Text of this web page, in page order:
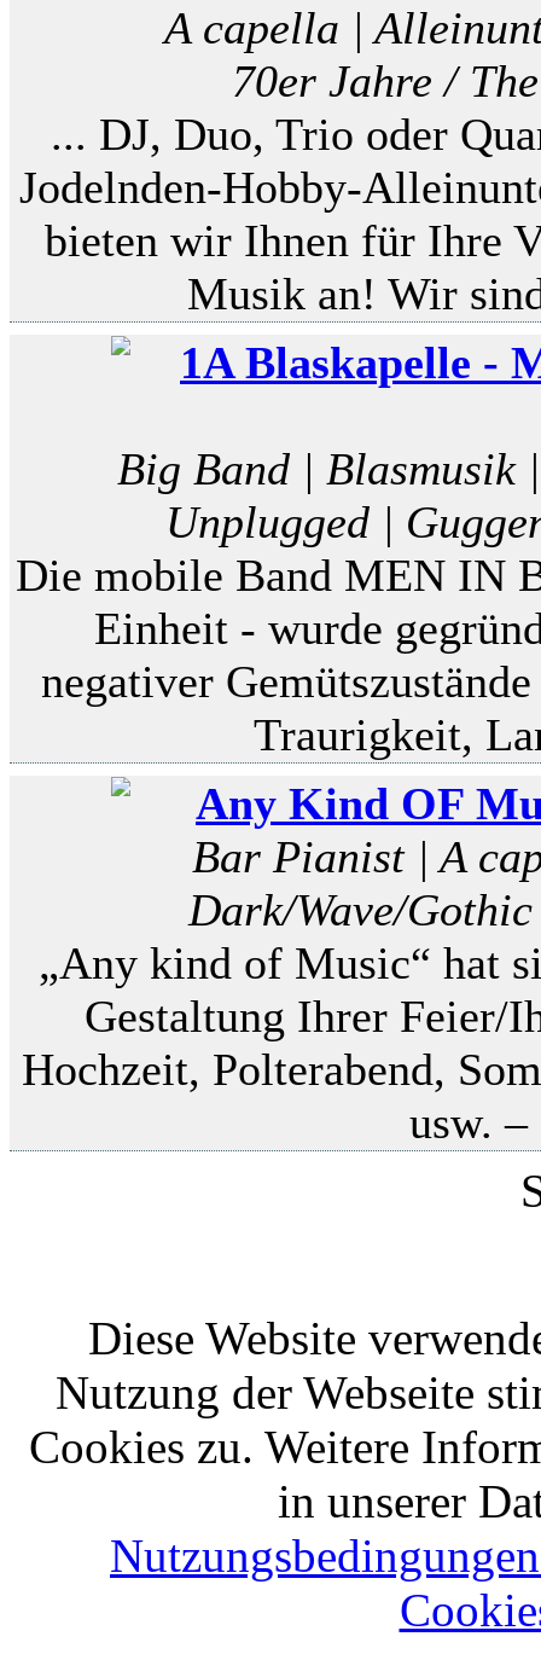
A capella |
70er Jahre /
... DJ, Duo, Trio oder
Jodelnden-Hobby-
bieten wir Ihnen für Ihre
Musik an! Wir
1A Blaskapelle -
Big Band | Blasmusik
Unplugged |
Die mobile Band MEN IN
Einheit - wurde
negativer
Traurigkeit,
Any Kind OF
Bar Pianist | A
Dark/Wave/
„Any kind of Music“ hat
Gestaltung Ihrer Feier/
Hochzeit, Polterabend,
usw.
Diese Website
Nutzung der Webseite
Cookies zu. Weitere
in unserer